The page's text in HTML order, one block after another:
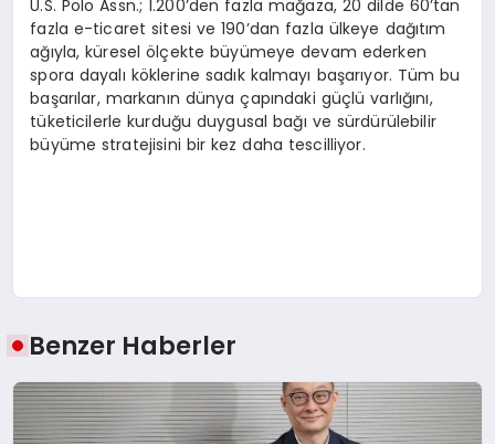
U.S. Polo Assn.; 1.200’den fazla mağaza, 20 dilde 60’tan
fazla e-ticaret sitesi ve 190’dan fazla ülkeye dağıtım
ağıyla, küresel ölçekte büyümeye devam ederken
spora dayalı köklerine sadık kalmayı başarıyor. Tüm bu
başarılar, markanın dünya çapındaki güçlü varlığını,
tüketicilerle kurduğu duygusal bağı ve sürdürülebilir
büyüme stratejisini bir kez daha tescilliyor.
Benzer Haberler